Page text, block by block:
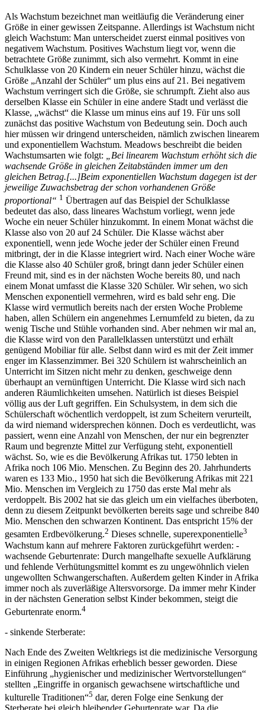
Als Wachstum bezeichnet man weitläufig die Veränderung einer
Größe in einer gewissen Zeitspanne. Allerdings ist Wachstum nicht
gleich Wachstum: Man unterscheidet zuerst einmal positives von
negativem Wachstum. Positives Wachstum liegt vor, wenn die
betrachtete Größe zunimmt, sich also vermehrt. Kommt in eine
Schulklasse von 20 Kindern ein neuer Schüler hinzu, wächst die
Größe „Anzahl der Schüler“ um plus eins auf 21. Bei negativem
Wachstum verringert sich die Größe, sie schrumpft. Zieht also aus
derselben Klasse ein Schüler in eine andere Stadt und verlässt die
Klasse, „wächst“ die Klasse um minus eins auf 19. Für uns soll
zunächst das positive Wachstum von Bedeutung sein. Doch auch
hier müssen wir dringend unterscheiden, nämlich zwischen linearem
und exponentiellem Wachstum. Meadows beschreibt die beiden
Wachstumsarten wie folgt:
„Bei linearem Wachstum erhöht sich die
wachsende Größe in gleichen Zeitabständen immer um den
gleichen Betrag.[...]Beim exponentiellen Wachstum dagegen ist der
jeweilige Zuwachsbetrag der schon vorhandenen Größe
proportional“ 1 Übertragen auf das Beispiel der Schulklasse
bedeutet das also, dass lineares Wachstum vorliegt, wenn jede
Woche ein neuer Schüler hinzukommt. In einem Monat wächst die
Klasse also von 20 auf 24 Schüler. Die Klasse wächst aber
exponentiell, wenn jede Woche jeder der Schüler einen Freund
mitbringt, der in die Klasse integriert wird. Nach einer Woche wäre
die Klasse also 40 Schüler groß, bringt dann jeder Schüler einen
Freund mit, sind es in der nächsten Woche bereits 80, und nach
einem Monat umfasst die Klasse 320 Schüler. Wir sehen, wo sich
Menschen exponentiell vermehren, wird es bald sehr eng. Die
Klasse wird vermutlich bereits nach der ersten Woche Probleme
haben, allen Schülern ein angenehmes Lernumfeld zu bieten, da zu
wenig Tische und Stühle vorhanden sind. Aber nehmen wir mal an,
die Klasse wird von den Parallelklassen unterstützt und erhält
genügend Mobiliar für alle. Selbst dann wird es mit der Zeit immer
enger im Klassenzimmer. Bei 320 Schülern ist wahrscheinlich an
Unterricht im Sitzen nicht mehr zu denken, geschweige denn
überhaupt an vernünftigen Unterricht. Die Klasse wird sich nach
anderen Räumlichkeiten umsehen. Natürlich ist dieses Beispiel
völlig aus der Luft gegriffen. Ein Schulsystem, in dem sich die
Schülerschaft wöchentlich verdoppelt, ist zum Scheitern verurteilt,
da wird niemand widersprechen können. Doch es verdeutlicht, was
passiert, wenn eine Anzahl von Menschen, der nur ein begrenzter
Raum und begrenzte Mittel zur Verfügung steht, exponentiell
wächst. So, wie es die Bevölkerung Afrikas tut. 1750 lebten in
Afrika noch 106 Mio. Menschen. Zu Beginn des 20. Jahrhunderts
waren es 133 Mio., 1950 hat sich die Bevölkerung Afrikas mit 221
Mio. Menschen im Vergleich zu 1750 das erste Mal mehr als
verdoppelt. Bis 2002 hat sie das gleich um ein vielfaches überboten,
denn zu diesem Zeitpunkt bevölkerten bereits sage und schreibe 840
Mio. Menschen den schwarzen Kontinent. Das entspricht 15% der
gesamten Erdbevölkerung.2 Dieses schnelle, superexponentielle3
Wachstum kann auf mehrere Faktoren zurückgeführt werden: -
wachsende Geburtenrate: Durch mangelhafte sexuelle Aufklärung
und fehlende Verhütungsmittel kommt es zu ungewöhnlich vielen
ungewollten Schwangerschaften. Außerdem gelten Kinder in Afrika
immer noch als zuverläßige Altersvorsorge. Da immer mehr Kinder
in der nächsten Generation selbst Kinder bekommen, steigt die
Geburtenrate enorm.4
- sinkende Sterberate:
Nach Ende des Zweiten Weltkriegs ist die medizinische Versorgung
in einigen Regionen Afrikas erheblich besser geworden. Diese
Einführung „hygienischer und medizinischer Wertvorstellungen“
stellten „Eingriffe in organisch gewachsene wirtschaftliche und
kulturelle Traditionen“5 dar, deren Folge eine Senkung der